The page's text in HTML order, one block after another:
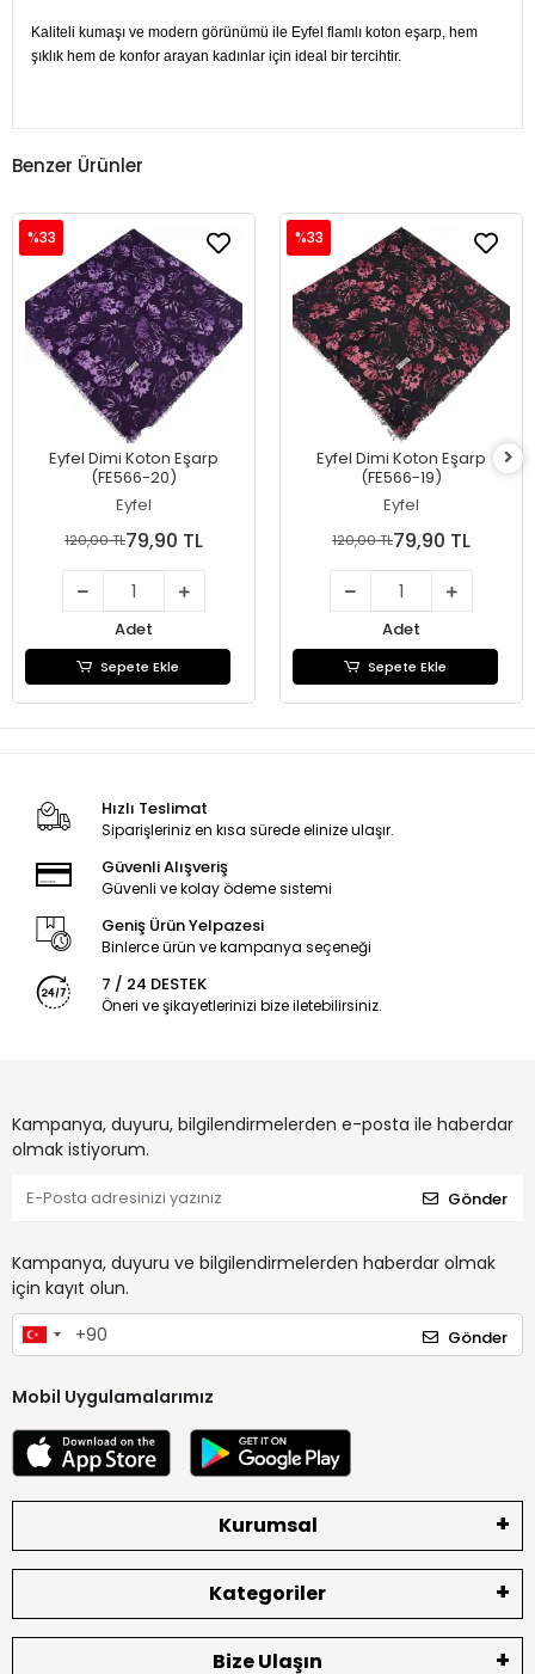
Kaliteli kumaşı ve modern görünümü ile Eyfel flamlı koton eşarp, hem
şıklık hem de konfor arayan kadınlar için ideal bir tercihtir.
Benzer Ürünler
Eyfel Dimi Koton Eşarp
(FE566-20)
Eyfel
%33
120,00 TL79,90 TL
Adet
Sepete Ekle
Eyfel Dimi Koton Eşarp
(FE566-19)
Eyfel
%33
120,00 TL79,90 TL
Adet
Sepete Ekle
Hızlı Teslimat
Siparişleriniz en kısa sürede elinize ulaşır.
Güvenli Alışveriş
Güvenli ve kolay ödeme sistemi
Geniş Ürün Yelpazesi
Binlerce ürün ve kampanya seçeneği
7 / 24 DESTEK
Öneri ve şikayetlerinizi bize iletebilirsiniz.
Kampanya, duyuru, bilgilendirmelerden e-posta ile haberdar
olmak istiyorum.
Gönder
Kampanya, duyuru ve bilgilendirmelerden haberdar olmak
için kayıt olun.
Gönder
Mobil Uygulamalarımız
Kurumsal
Kategoriler
Bize Ulaşın